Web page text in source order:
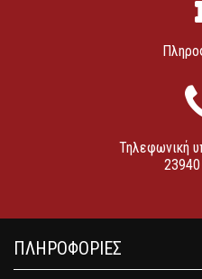
Τηλεφωνική
ΠΛΗΡΟΦΟΡΙΕΣ